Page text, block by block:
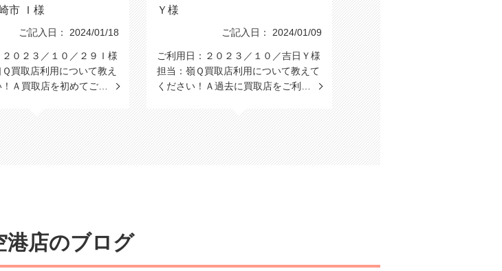
市 Ｉ様
ご記入日： 2024/01/18
２０２３／１０／２９Ｉ様
買取店利用について教え
！Ａ買取店を初めてご…
Ｙ様
ご記入日： 2024/01/09
ご利用日：２０２３／１０／吉日Ｙ様
担当：嶺Ｑ買取店利用について教えて
ください！Ａ過去に買取店をご利…
港店のブログ